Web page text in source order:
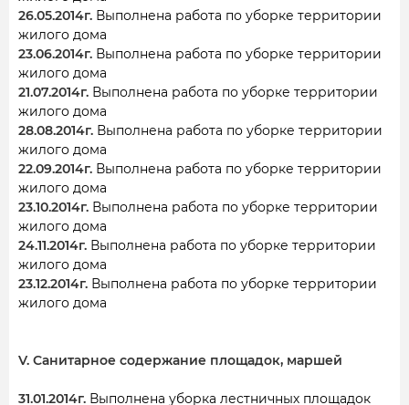
26.05.2014г. Выполнена работа по уборке территории
жилого дома
23.06.2014г. Выполнена работа по уборке территории
жилого дома
21.07.2014г. Выполнена работа по уборке территории
жилого дома
28.08.2014г. Выполнена работа по уборке территории
жилого дома
22.09.2014г. Выполнена работа по уборке территории
жилого дома
23.10.2014г. Выполнена работа по уборке территории
жилого дома
24.11.2014г. Выполнена работа по уборке территории
жилого дома
23.12.2014г. Выполнена работа по уборке территории
жилого дома
V. Санитарное содержание площадок, маршей
31.01.2014г. Выполнена уборка лестничных площадок